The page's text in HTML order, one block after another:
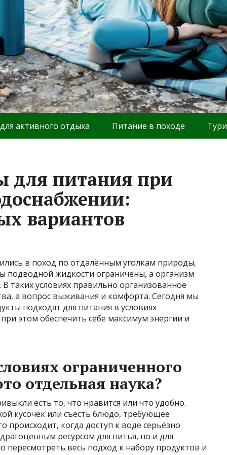
активного отдыха Питание в походе
для питания при
вариантов
в поход по отдалённым уголкам природы,
подводной жидкости ограничены, а организм
таких условиях правильно организованное
а вопрос выживания и комфорта. Сегодня мы
подходят для питания в условиях
этом обеспечить себе максимум энергии и
ограниченного
отдельная наука?
есть то, что нравится или что удобно.
кусочек или съесть блюдо, требующее
происходит, когда доступ к воде серьёзно
ресурсом для питья, но и для
весь подход к набору продуктов и